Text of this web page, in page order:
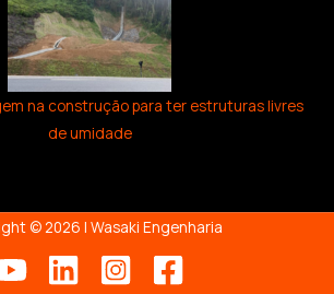
na construção para ter estruturas livres
de umidade
© 2026 | Wasaki Engenharia